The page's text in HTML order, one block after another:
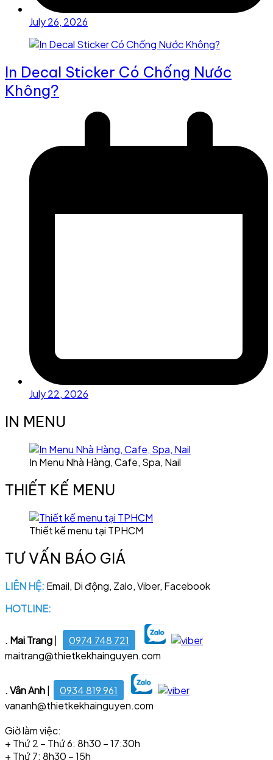
July 26, 2026
In Decal Sticker Có Chống Nước
Không?
July 22, 2026
IN MENU
In Menu Nhà Hàng, Cafe, Spa, Nail
THIẾT KẾ MENU
Thiết kế menu tại TPHCM
TƯ VẤN BÁO GIÁ
LIÊN HỆ: Email, Di động, Zalo, Viber, Facebook
HOTLINE:
. Mai Trang|
0974 748 721
maitrang@thietkekhainguyen.com
. Vân Anh
0934 819 961
vananh@thietkekhainguyen.com
Giờ làm việc:
+ Thứ 2 – Thứ 6: 8h30 – 17:30h
+ Thứ 7: 8h30 – 15h